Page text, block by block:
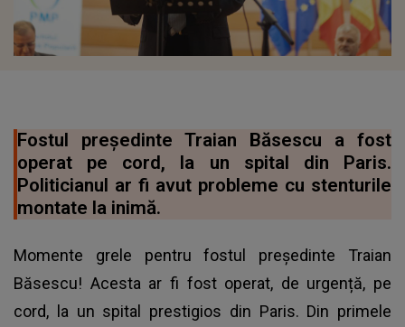
Fostul președinte Traian Băsescu a fost
operat pe cord, la un spital din Paris.
Politicianul ar fi avut probleme cu stenturile
montate la inimă.
Momente grele pentru fostul președinte Traian
Băsescu! Acesta ar fi fost operat, de urgență, pe
cord, la un spital prestigios din Paris. Din primele